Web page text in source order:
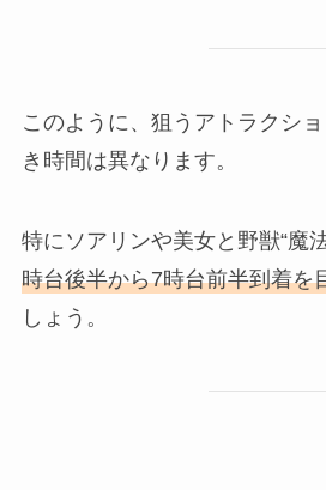
このように、狙うアトラクシ
き時間は異なります。
特にソアリンや美女と野獣“魔
時台後半から7時台前半到着を
しょう。